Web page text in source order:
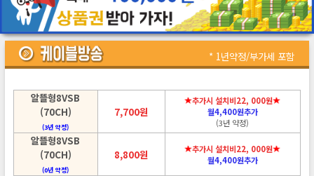
* 1년약정/부가세 포함
알뜰형8VSB
(70CH)
(3년 약정)
7,700원
추가시 설치비22, 000원
월4,400원추가
(3년 약정)
알뜰형8VSB
(70CH)
(0년 약정)
8,800원
추가시 설치비22, 000원
월4,400원추가